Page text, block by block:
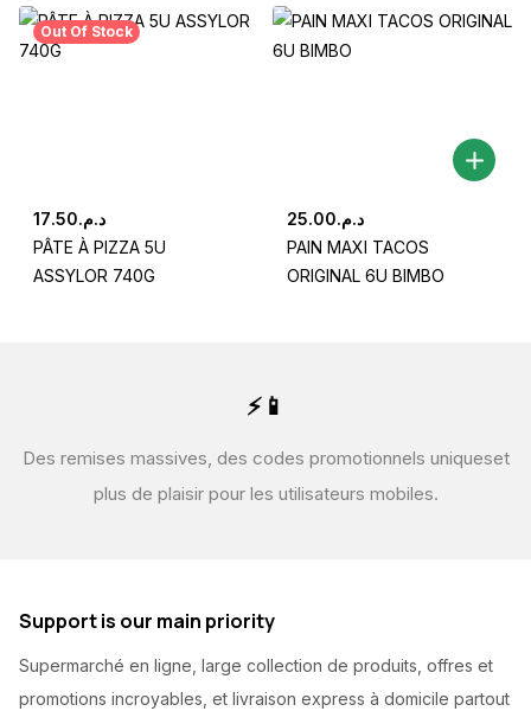
Out Of Stock
د.م.17.50
PÂTE À PIZZA 5U
ASSYLOR 740G
د.م.25.00
PAIN MAXI TACOS
ORIGINAL 6U BIMBO
⚡📱
Des remises massives, des codes promotionnels uniqueset
plus de plaisir pour les utilisateurs mobiles.
Support is our main priority
Supermarché en ligne, large collection de produits, offres et
promotions incroyables, et livraison express à domicile partout